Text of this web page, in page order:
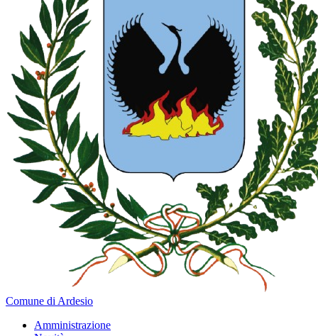
Comune di Ardesio
Amministrazione